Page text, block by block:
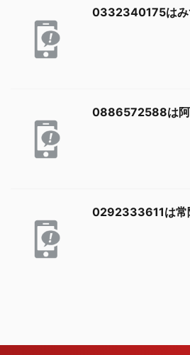
0332340175はみ
0886572588は阿
0292333611は常